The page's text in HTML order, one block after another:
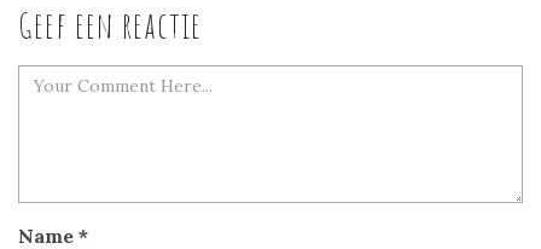
Geef een reactie
Name *